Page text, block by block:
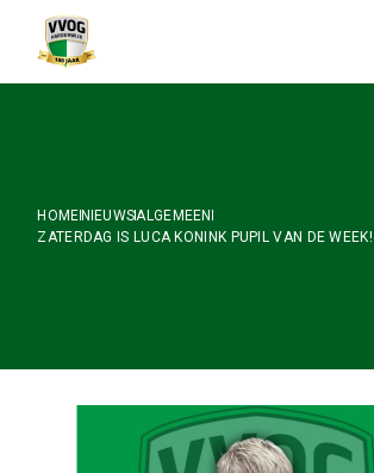
content
HOME NIEUWSALGEMEEN
ZATERDAG IS LUCA KONINK PUPIL VAN DE WEEK!